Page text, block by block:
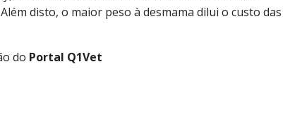
disto, o maior peso à desmama dilui o custo das
do Portal Q1Vet